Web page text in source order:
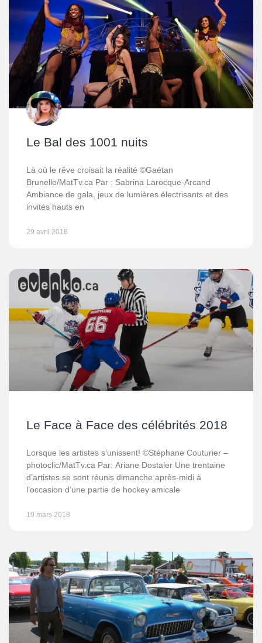
Le Bal des 1001 nuits
Là où le rêve croisait la réalité ©Gaétan
Brunelle/MatTv.ca Par : Sabrina Larocque-Arcand
Ambiance de gala, jeux de lumières électrisants et des
invités hauts en
29 avril 2018
Le Face à Face des célébrités 2018
Lorsque les artistes s’unissent! ©Stéphane Couturier –
photoclic/MatTv.ca Par: Ariane Dostaler Une trentaine
d’artistes se sont réunis dimanche après-midi à
l’occasion d’une partie de hockey amicale
19 mars 2018